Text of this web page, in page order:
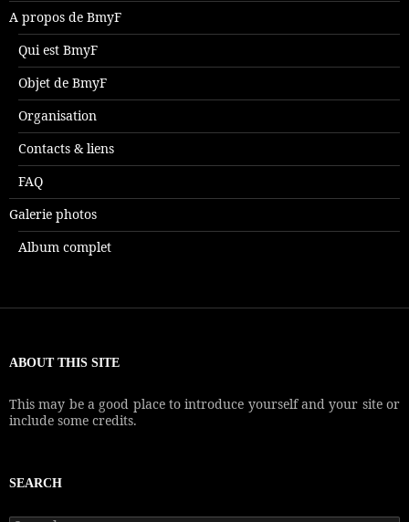
A propos de BmyF
Qui est BmyF
Objet de BmyF
Organisation
Contacts & liens
FAQ
Galerie photos
Album complet
ABOUT THIS SITE
This may be a good place to introduce yourself and your site or
include some credits.
SEARCH